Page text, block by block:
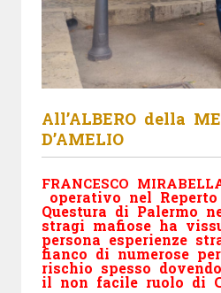
All’ALBERO della
D’AMELIO
FRANCESCO
operativo nel
Questura di Palermo
stragi mafiose ha
persona esperienze
fianco di numerose
rischio spesso
il non facile ruolo di